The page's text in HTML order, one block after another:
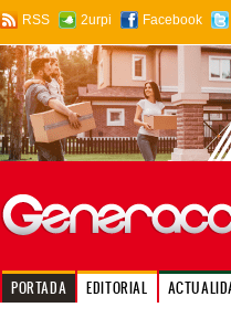
RSS 2urpi Facebook
PORTADA EDITORIAL